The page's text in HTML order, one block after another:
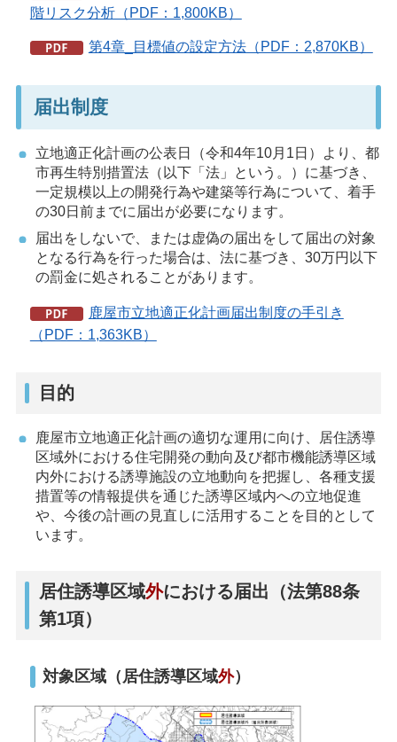
階リスク分析（PDF：1,800KB）
第4章_目標値の設定方法（PDF：2,870KB）
届出制度
立地適正化計画の公表日（令和4年10月1日）より、都
市再生特別措置法（以下「法」という。）に基づき、
一定規模以上の開発行為や建築等行為について、着手
の30日前までに届出が必要になります。
届出をしないで、または虚偽の届出をして届出の対象
となる行為を行った場合は、法に基づき、30万円以下
の罰金に処されることがあります。
鹿屋市立地適正化計画届出制度の手引き
（PDF：1,363KB）
目的
鹿屋市立地適正化計画の適切な運用に向け、居住誘導
区域外における住宅開発の動向及び都市機能誘導区域
内外における誘導施設の立地動向を把握し、各種支援
措置等の情報提供を通じた誘導区域内への立地促進
や、今後の計画の見直しに活用することを目的として
います。
居住誘導区域外における届出（法第88条
第1項）
対象区域（居住誘導区域外）